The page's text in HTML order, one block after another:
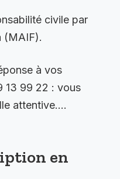
civile par
(MAIF).
à vos
13 99 22 : vous
attentive….
en